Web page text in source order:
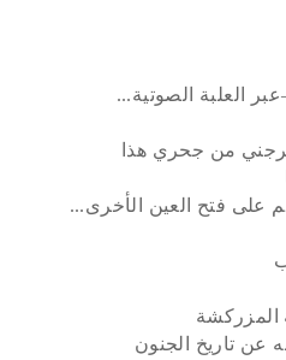
العلبة الصوتية...
من جحري هذا
على فتح العين الأخرى...
المزركشة
عن تاريخ الجنون